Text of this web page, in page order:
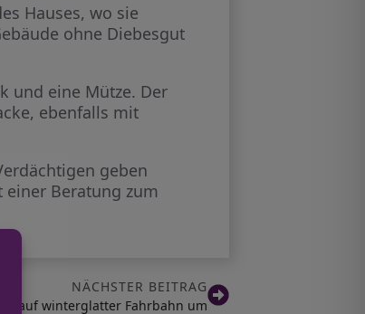
Hauses, wo sie
ohne Diebesgut
und eine Mütze. Der
ebenfalls mit
geben
Beratung zum
NÄCHSTER BEITRAG
auf winterglatter Fahrbahn um